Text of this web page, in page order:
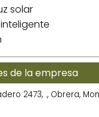
solar
de la empresa
2473, ., Obrera,